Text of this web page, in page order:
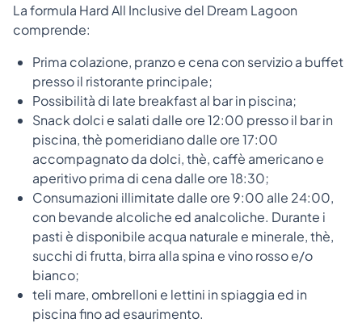
La formula Hard All Inclusive del Dream Lagoon
comprende:
Prima colazione, pranzo e cena con servizio a buffet
presso il ristorante principale;
Possibilità di late breakfast al bar in piscina;
Snack dolci e salati dalle ore 12:00 presso il bar in
piscina, thè pomeridiano dalle ore 17:00
accompagnato da dolci, thè, caffè americano e
aperitivo prima di cena dalle ore 18:30;
Consumazioni illimitate dalle ore 9:00 alle 24:00,
con bevande alcoliche ed analcoliche. Durante i
pasti è disponibile acqua naturale e minerale, thè,
succhi di frutta, birra alla spina e vino rosso e/o
bianco;
teli mare, ombrelloni e lettini in spiaggia ed in
piscina fino ad esaurimento.